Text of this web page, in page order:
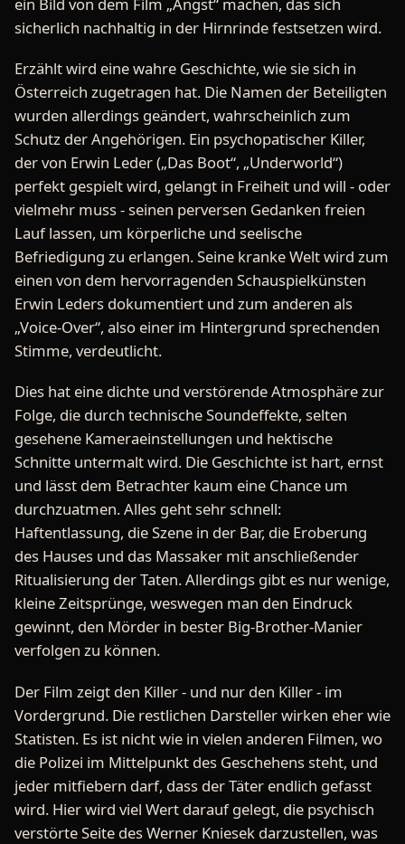
ein Bild von dem Film „Angst“ machen, das sich
sicherlich nachhaltig in der Hirnrinde festsetzen wird.
Erzählt wird eine wahre Geschichte, wie sie sich in
Österreich zugetragen hat. Die Namen der Beteiligten
wurden allerdings geändert, wahrscheinlich zum
Schutz der Angehörigen. Ein psychopatischer Killer,
der von Erwin Leder („Das Boot“, „Underworld“)
perfekt gespielt wird, gelangt in Freiheit und will - oder
vielmehr muss - seinen perversen Gedanken freien
Lauf lassen, um körperliche und seelische
Befriedigung zu erlangen. Seine kranke Welt wird zum
einen von dem hervorragenden Schauspielkünsten
Erwin Leders dokumentiert und zum anderen als
„Voice-Over“, also einer im Hintergrund sprechenden
Stimme, verdeutlicht.
Dies hat eine dichte und verstörende Atmosphäre zur
Folge, die durch technische Soundeffekte, selten
gesehene Kameraeinstellungen und hektische
Schnitte untermalt wird. Die Geschichte ist hart, ernst
und lässt dem Betrachter kaum eine Chance um
durchzuatmen. Alles geht sehr schnell:
Haftentlassung, die Szene in der Bar, die Eroberung
des Hauses und das Massaker mit anschließender
Ritualisierung der Taten. Allerdings gibt es nur wenige,
kleine Zeitsprünge, weswegen man den Eindruck
gewinnt, den Mörder in bester Big-Brother-Manier
verfolgen zu können.
Der Film zeigt den Killer - und nur den Killer - im
Vordergrund. Die restlichen Darsteller wirken eher wie
Statisten. Es ist nicht wie in vielen anderen Filmen, wo
die Polizei im Mittelpunkt des Geschehens steht, und
jeder mitfiebern darf, dass der Täter endlich gefasst
wird. Hier wird viel Wert darauf gelegt, die psychisch
verstörte Seite des Werner Kniesek darzustellen, was